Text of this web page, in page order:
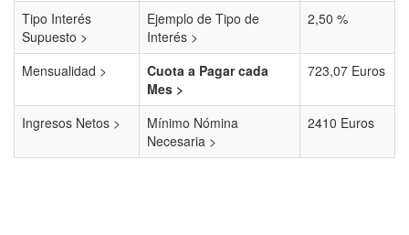
Tipo Interés
Supuesto >
Ejemplo de Tipo de
Interés >
2,50 %
Mensualidad >
Cuota a Pagar cada
Mes >
723,07 Euros
Ingresos Netos >
Mínimo Nómina
Necesaria >
2410 Euros